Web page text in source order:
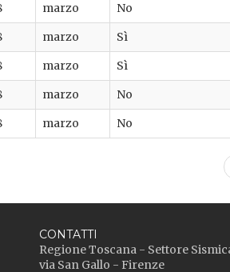
marzo No
marzo Sì
marzo Sì
marzo No
marzo No
CONTATTI
Regione Toscana - Settore
via San Gallo - Firenze